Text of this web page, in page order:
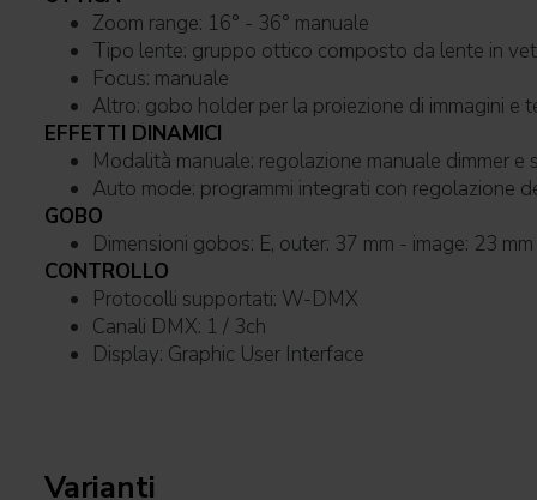
Zoom range: 16° - 36° manuale
Tipo lente: gruppo ottico composto da lente in
Focus: manuale
Altro: gobo holder per la proiezione di immagini e
EFFETTI DINAMICI
Modalità manuale: regolazione manuale
Auto mode: programmi integrati con
GOBO
Dimensioni gobos: E, outer: 37 mm - image: 23
CONTROLLO
Protocolli supportati: W-DMX
Canali DMX: 1 / 3ch
Display: Graphic User Interface
Varianti